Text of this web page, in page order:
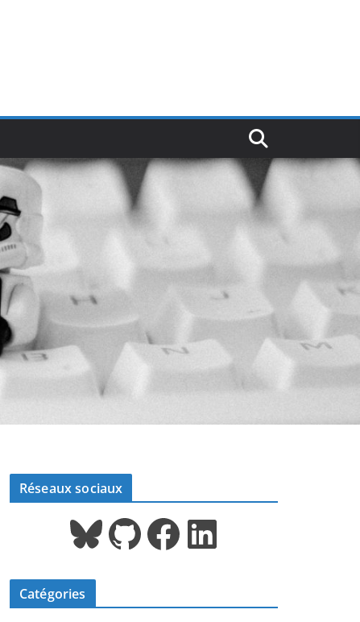
Réseaux sociaux
Bluesky GitHub Facebook LinkedIn
Catégories